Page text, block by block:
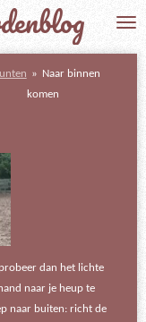
» Naar binnen
komen
dan het lichte
naar je heup te
naar buiten: richt de